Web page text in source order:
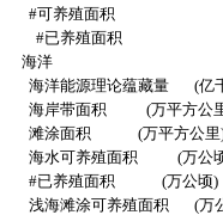
#可养殖面积
#已养殖面积
海洋
海洋能源理论蕴藏量
(亿
海岸带面积
(万平方公
滩涂面积
(万平方公里
海水可养殖面积
(万公
#已养殖面积
(万公顷)
浅海滩涂可养殖面积
(万